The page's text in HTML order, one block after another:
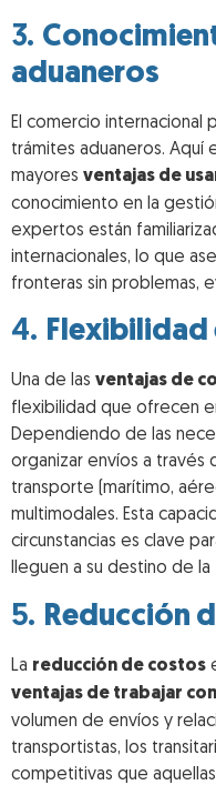
3.
aduaneros
El comercio
trámites aduaneros. Aquí
mayores ventajas de
conocimiento en la
expertos están
internacionales, lo que
fronteras sin problemas,
4.
Una de las ventajas de
flexibilidad que ofrecen
Dependiendo de las
organizar envíos a
transporte (marítimo,
multimodales. Esta
circunstancias es clave
lleguen a su destino de
5. Reducción
La reducción de costos
ventajas de trabajar
volumen de envíos y
transportistas, los
competitivas que